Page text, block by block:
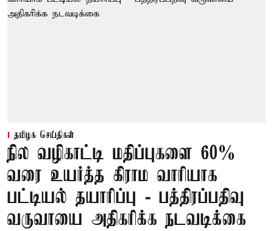
தமிழக செய்திகள்
நில வழிகாட்டி மதிப்புகளை 60%
வரை உயர்த்த கிராம வாரியாக
பட்டியல் தயாரிப்பு - பத்திரப்பதிவு
வருவாயை அதிகரிக்க நடவடிக்கை